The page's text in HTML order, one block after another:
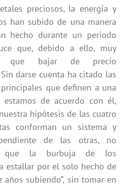
preciosos, la energía y
han subido de una manera
hecho durante un periodo
que, debido a ello, muy
que bajar de precio
darse cuenta ha citado las
que definen a una
de acuerdo con él,
hipótesis de las cuatro
conforman un sistema y
de las otras, no
que la burbuja de los
estallar por el solo hecho de
años subiendo”, sin tomar en